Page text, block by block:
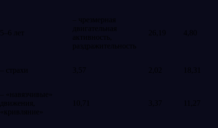
5–6 лет
– чрезмерная
двигательная
активность,
раздражительность
26,19 4,80
– страхи 3,57 2,02 18,31
– «навязчивые»
движения,
«кривляние»
10,71 3,37 11,27